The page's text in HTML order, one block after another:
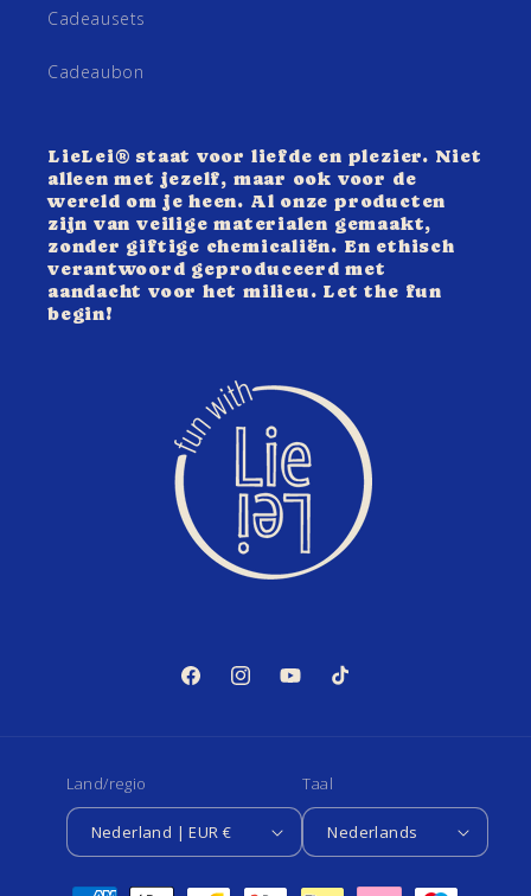
Cadeausets
Cadeaubon
LieLei® staat voor liefde en plezier. Niet
alleen met jezelf, maar ook voor de
wereld om je heen. Al onze producten
zijn van veilige materialen gemaakt,
zonder giftige chemicaliën. En ethisch
verantwoord geproduceerd met
aandacht voor het milieu. Let the fun
begin!
FacebookInstagramYouTubeTikTok
Land/regio
Nederland | EUR €
Taal
Nederlands
Betaalmethoden